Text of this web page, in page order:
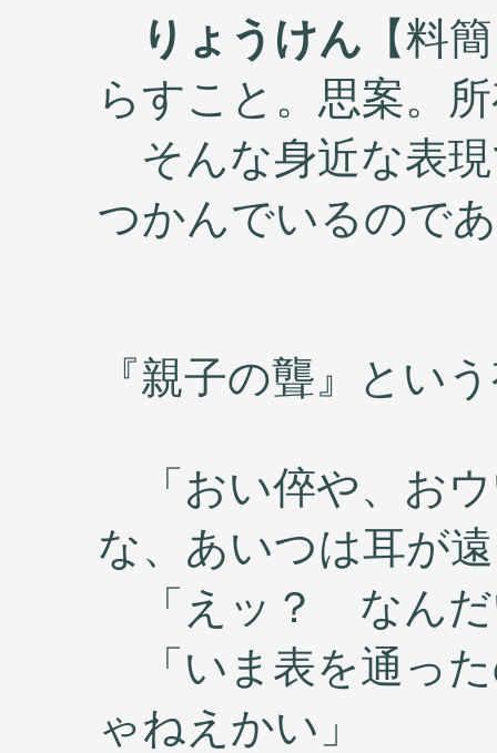
りょうけん 【料
らすこと。思案。
そんな身近な表現
つかんでいるので
『親子の聾』とい
「おい倅や、お
な、あいつは耳が
「えッ？ なんだ
「いま表を通っ
ゃねえかい」